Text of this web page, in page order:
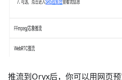
推流到Oryx后，你可以用网页预